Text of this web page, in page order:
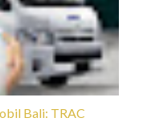
Bali: TRAC